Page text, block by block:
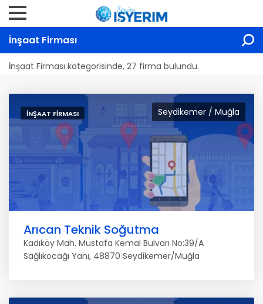
İnşaat Firması
İnşaat Firması kategorisinde, 27 firma bulundu.
Seydikemer / Muğla
İNŞAAT FIRMASI
Arıcan Teknik Soğutma
Kadıköy Mah. Mustafa Kemal Bulvarı No:39/A
Sağlıkocağı Yanı, 48870 Seydikemer/Muğla